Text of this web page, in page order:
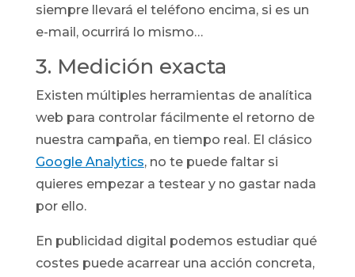
siempre llevará el teléfono encima, si es un
e-mail, ocurrirá lo mismo…
3. Medición exacta
Existen múltiples herramientas de analítica
web para controlar fácilmente el retorno de
nuestra campaña, en tiempo real. El clásico
Google Analytics, no te puede faltar si
quieres empezar a testear y no gastar nada
por ello.
En publicidad digital podemos estudiar qué
costes puede acarrear una acción concreta,